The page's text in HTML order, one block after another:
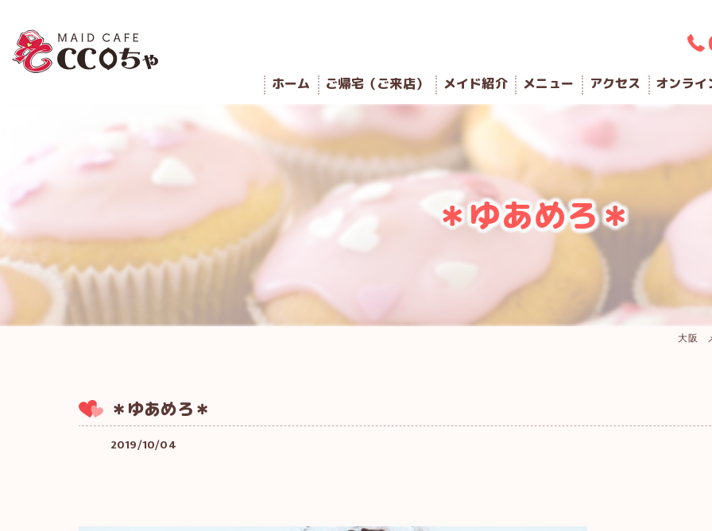
ホーム ご帰宅（ご来店） メイド紹介 メニュー アクセス オンライ
＊ゆあめろ＊
大阪
＊ゆあめろ＊
2019/10/04